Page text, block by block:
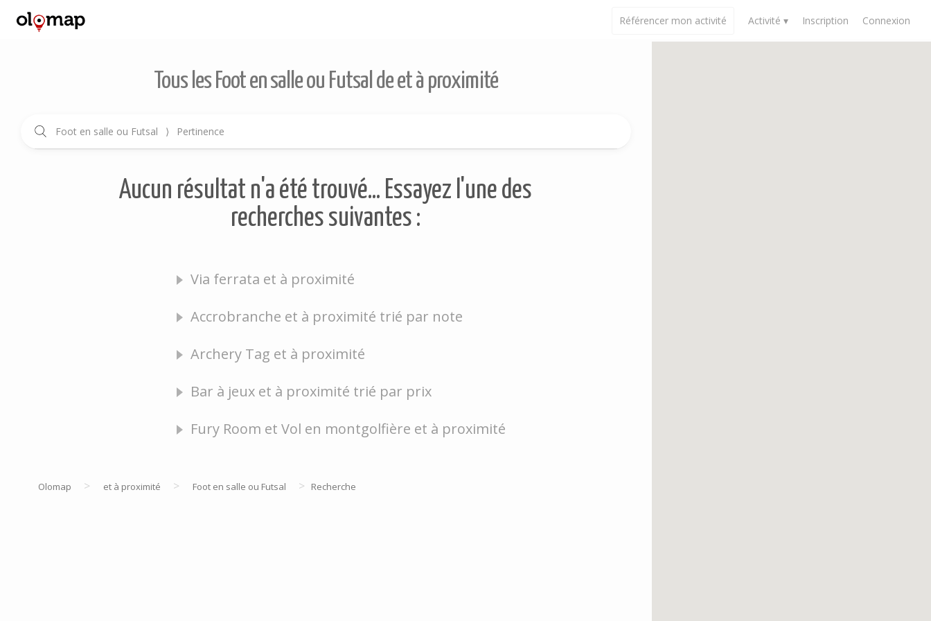
Référencer mon activité Activité ▾ Inscription Connexion
Tous les Foot en salle ou Futsal de et à proximité
Foot en salle ou Futsal ⟩ Pertinence
Aucun résultat n'a été trouvé... Essayez l'une des
recherches suivantes :
Via ferrata et à proximité
Accrobranche et à proximité trié par note
Archery Tag et à proximité
Bar à jeux et à proximité trié par prix
Fury Room et Vol en montgolfière et à proximité
Olomap > et à proximité > Foot en salle ou Futsal > Recherche